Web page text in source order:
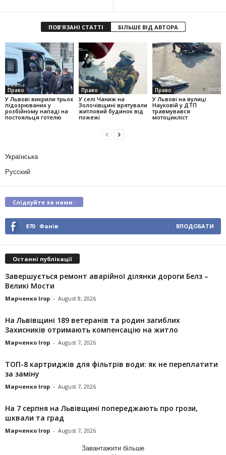
ПОВ'ЯЗАНІ СТАТТІ БІЛЬШЕ ВІД АВТОРА
Право
У Львові викрили трьох
підозрюваних у
розбійному нападі на
постояльця готелю
Право
У селі Чаниж на
Золочівщині врятували
житловий будинок від
пожежі
Право
У Львові на вулиці
Науковій у ДТП
травмувався
мотоцикліст
Українська
Русский
Слідкуйте за нами :
870 Фанів ВПОДОБАТИ
Останні публікації
Завершується ремонт аварійної ділянки дороги Белз –
Великі Мости
Марченко Ігор - August 8, 2026
На Львівщині 189 ветеранів та родин загиблих
Захисників отримають компенсацію на житло
Марченко Ігор - August 7, 2026
ТОП-8 картриджів для фільтрів води: як не переплатити
за заміну
Марченко Ігор - August 7, 2026
На 7 серпня на Львівщині попереджають про грози,
шквали та град
Марченко Ігор - August 7, 2026
Завантажити більше